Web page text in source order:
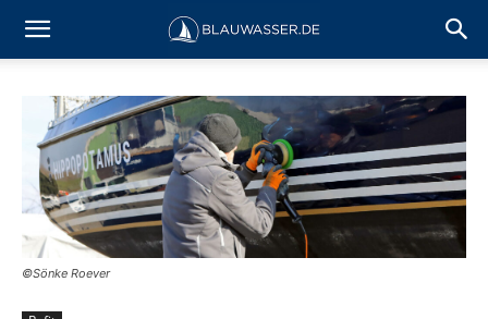
©Sönke Roever